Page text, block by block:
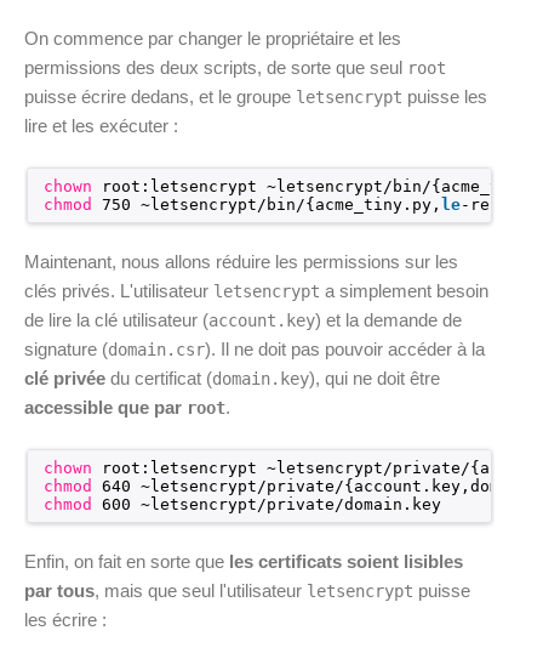
On commence par changer le propriétaire et les
permissions des deux scripts, de sorte que seul root
puisse écrire dedans, et le groupe letsencrypt puisse les
lire et les exécuter :
chown root:letsencrypt ~letsencrypt/bin/
chmod
750 ~letsencrypt/bin/{acme_tiny.py, le-
Maintenant, nous allons réduire les permissions sur les
clés privés. L'utilisateur letsencrypt a simplement besoin
de lire la clé utilisateur (account.key) et la demande de
signature (domain.csr). Il ne doit pas pouvoir accéder à la
clé privée du certificat (domain.key), qui ne doit être
accessible que par root.
chown root:letsencrypt ~letsencrypt/private/
chmod
640 ~letsencrypt/private/
chmod
600 ~letsencrypt/private/domain .key
Enfin, on fait en sorte que les certificats soient lisibles
par tous, mais que seul l'utilisateur letsencrypt puisse
les écrire :